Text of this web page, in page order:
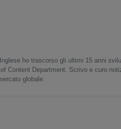
ho trascorso gli ultimi 15 anni
Content Department. Scrivo e curo
globale.